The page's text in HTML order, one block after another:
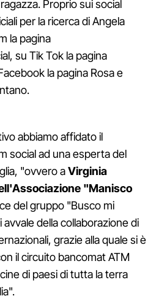
Proprio sui social
per la ricerca di Angela
la pagina
su Tik Tok la pagina
la pagina Rosa e
abbiamo affidato il
social ad una esperta del
"ovvero aVirginia
"Manisco
del gruppo "Busco mi
avvale della collaborazione di
grazie alla quale si è
il circuito bancomat ATM
di paesi di tutta la terra